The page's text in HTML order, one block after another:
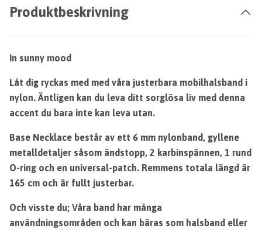
Produktbeskrivning
In sunny mood
Låt dig ryckas med med våra justerbara mobilhalsband i
nylon. Äntligen kan du leva ditt sorglösa liv med denna
accent du bara inte kan leva utan.
Base Necklace består av ett 6 mm nylonband, gyllene
metalldetaljer såsom ändstopp, 2 karbinspännen, 1 rund
O-ring och en universal-patch. Remmens totala längd är
165 cm och är fullt justerbar.
Och visste du; Våra band har många
användningsområden och kan bäras som halsband eller